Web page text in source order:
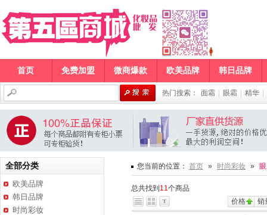
首页 免费加盟 微商爆款 欧美品牌 韩日品牌
热门搜索： 面霜 眼霜 精华
您当前的位置： 首页 » 时尚彩妆 »
总共找到 11个商品
价格
销
全部分类
欧美品牌
韩日品牌
时尚彩妆